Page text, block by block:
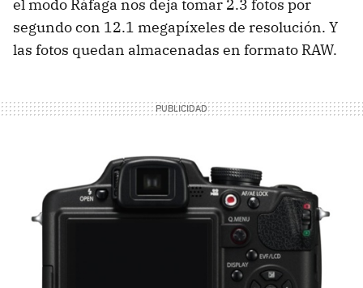
el modo Ráfaga nos deja tomar 2.3 fotos por
segundo con 12.1 megapíxeles de resolución. Y
las fotos quedan almacenadas en formato RAW.